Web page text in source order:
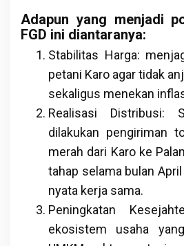
Adapun yang menjadi
FGD ini diantaranya:
Stabilitas Harga:
petani Karo agar tidak
sekaligus menekan
Realisasi Distribusi:
dilakukan pengiriman
merah dari Karo ke
tahap selama bulan
nyata kerja sama.
Peningkatan
ekosistem usaha